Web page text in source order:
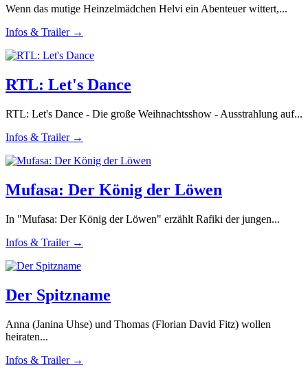
Wenn das mutige Heinzelmädchen Helvi ein Abenteuer wittert,...
Infos & Trailer →
RTL: Let's Dance
RTL: Let's Dance - Die große Weihnachtsshow - Ausstrahlung auf...
Infos & Trailer →
Mufasa: Der König der Löwen
In "Mufasa: Der König der Löwen" erzählt Rafiki der jungen...
Infos & Trailer →
Der Spitzname
Anna (Janina Uhse) und Thomas (Florian David Fitz) wollen
heiraten...
Infos & Trailer →